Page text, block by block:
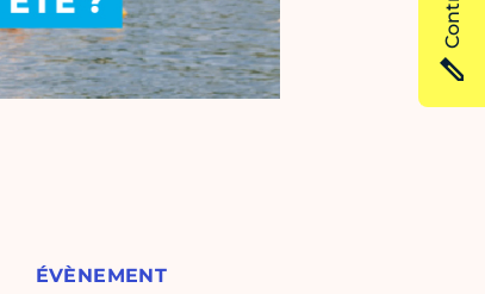
ÉVÈNEMENT